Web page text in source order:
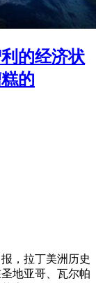
的经济状
的
，拉丁美洲历史
地亚哥、瓦尔帕